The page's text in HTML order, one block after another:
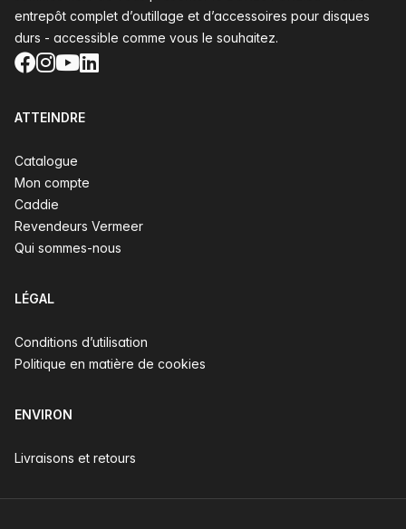
entrepôt complet d’outillage et d’accessoires pour disques
durs - accessible comme vous le souhaitez.
Facebook
Instagram
YouTube
LinkedIn
ATTEINDRE
Catalogue
Mon compte
Caddie
Revendeurs Vermeer
Qui sommes-nous
LÉGAL
Conditions d’utilisation
Politique en matière de cookies
ENVIRON
Livraisons et retours